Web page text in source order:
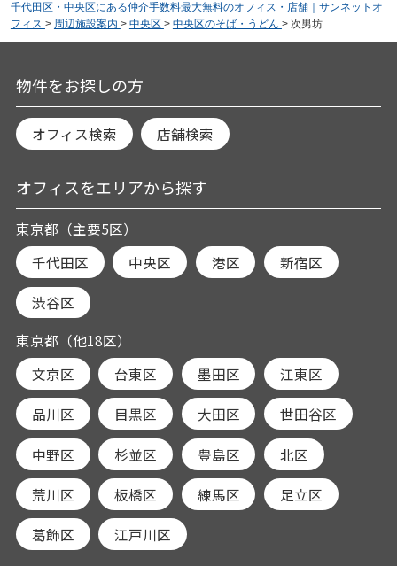
千代田区・中央区にある仲介手数料最大無料のオフィス・店舗｜サンネットオ
フィス > 周辺施設案内 > 中央区 > 中央区のそば・うどん > 次男坊
物件をお探しの方
オフィス検索 店舗検索
オフィスをエリアから探す
東京都（主要5区）
千代田区
中央区 港区 新宿区
渋谷区
東京都（他18区）
文京区
台東区 墨田区 江東区
品川区 目黒区 大田区 世田谷区
中野区 杉並区 豊島区 北区
荒川区 板橋区 練馬区 足立区
葛飾区
江戸川区